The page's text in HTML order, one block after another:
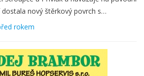
nový štěrkový povrch s…
rokem